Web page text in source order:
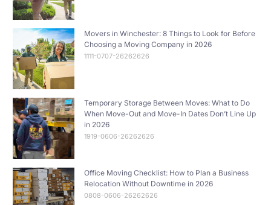
Movers in Winchester: 8 Things to Look for Before
Choosing a Moving Company in 2026
1111-0707-26262626
Temporary Storage Between Moves: What to Do
When Move-Out and Move-In Dates Don’t Line Up
in 2026
1919-0606-26262626
Office Moving Checklist: How to Plan a Business
Relocation Without Downtime in 2026
0808-0606-26262626